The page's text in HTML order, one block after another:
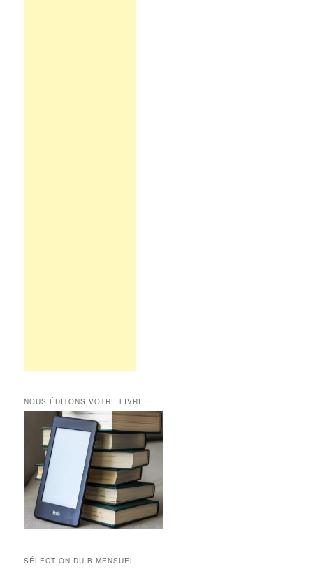
NOUS ÉDITONS VOTRE LIVRE
SÉLECTION DU BIMENSUEL